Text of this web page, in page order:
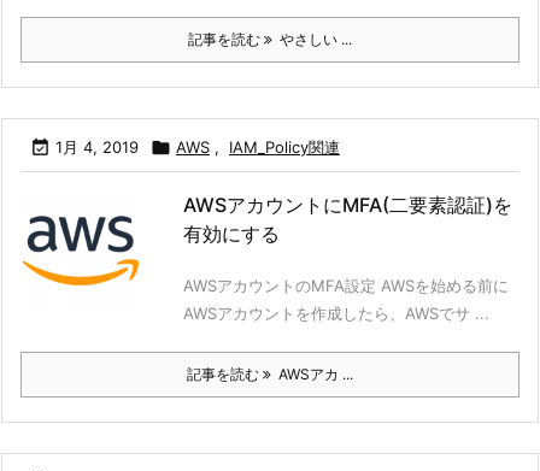
記事を読む やさしい ...
 1月 4, 2019  AWS , IAM_Policy関連
AWSアカウントにMFA(二要素認証)を
有効にする
AWSアカウントのMFA設定 AWSを始める前に
AWSアカウントを作成したら、AWSでサ ...
記事を読む AWSアカ ...